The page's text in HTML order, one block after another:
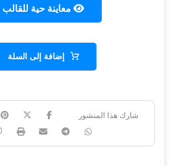
معاينة حية للقالب
إضافة إلى السلة